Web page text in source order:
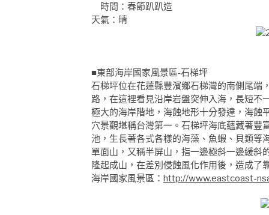
時間 ：春節趴趴造
天氣：晴
■東部海岸國家風景區-石梯坪
石梯坪位在花蓮縣豐濱鄉石梯灣的南側尾端
路，在這裡看見沿岸岩盤突伸入海，長短不
極大的海岸階地，海蝕地形十分發達，海蝕
穴景觀堪稱台灣第一。石梯坪海底蘊藏著豐
池，生長著各式各樣的海藻、魚蝦、貝類等
單面山，又稱半屏山，指一邊極斜一邊緩斜
隆起成山，在差別侵蝕風化作用後，造成
海岸國家風景區： http://www.eastcoast-